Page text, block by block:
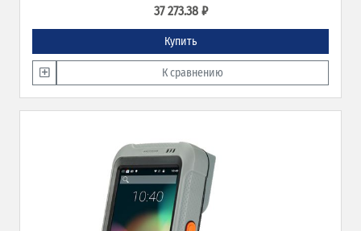
37 273.38 ₽
Купить
К сравнению